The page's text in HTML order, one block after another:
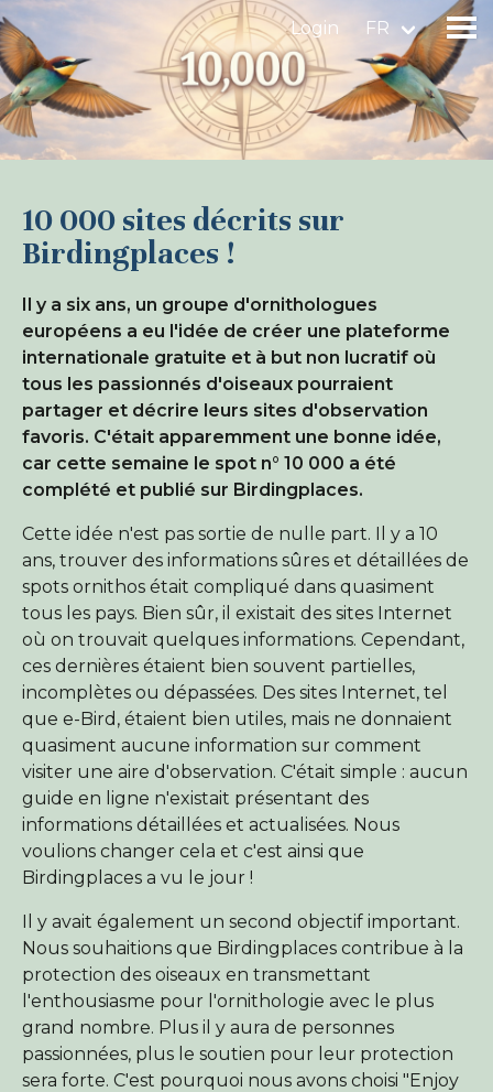
Login FR
Trouver un site d'observation
Trouver un oiseau
Actualités
Birdingplaces À l'honneur
Birdingplaces Top 100
Birders League
Mes favoris
Qui sommes nous ?
Boutique en ligne
Accueil
10 000 sites décrits sur
Birdingplaces !
Il y a six ans, un groupe d'ornithologues
européens a eu l'idée de créer une plateforme
internationale gratuite et à but non lucratif où
tous les passionnés d'oiseaux pourraient
partager et décrire leurs sites d'observation
favoris. C'était apparemment une bonne idée,
car cette semaine le spot n° 10 000 a été
complété et publié sur Birdingplaces.
Cette idée n'est pas sortie de nulle part. Il y a 10
ans, trouver des informations sûres et détaillées de
spots ornithos était compliqué dans quasiment
tous les pays. Bien sûr, il existait des sites Internet
où on trouvait quelques informations. Cependant,
ces dernières étaient bien souvent partielles,
incomplètes ou dépassées. Des sites Internet, tel
que e-Bird, étaient bien utiles, mais ne donnaient
quasiment aucune information sur comment
visiter une aire d'observation. C'était simple : aucun
guide en ligne n'existait présentant des
informations détaillées et actualisées. Nous
voulions changer cela et c'est ainsi que
Birdingplaces a vu le jour !
Il y avait également un second objectif important.
Nous souhaitions que Birdingplaces contribue à la
protection des oiseaux en transmettant
l'enthousiasme pour l'ornithologie avec le plus
grand nombre. Plus il y aura de personnes
passionnées, plus le soutien pour leur protection
sera forte. C'est pourquoi nous avons choisi "Enjoy